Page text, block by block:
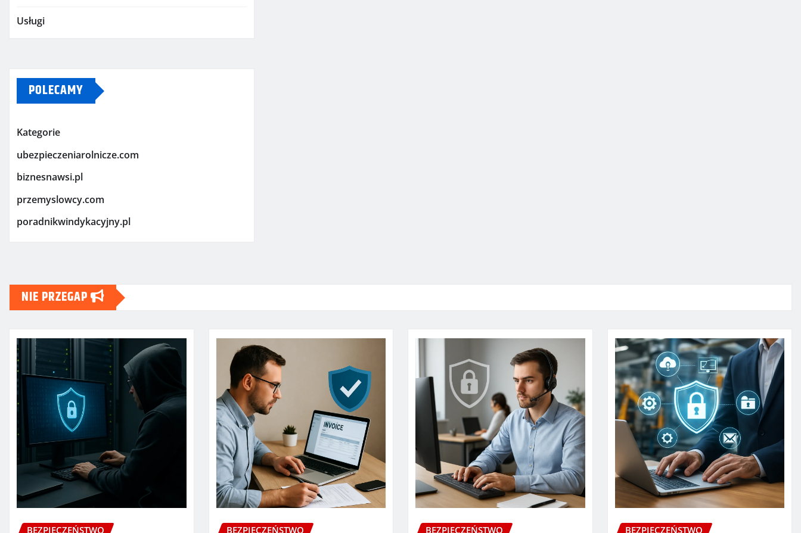
Usługi
POLECAMY
Kategorie
ubezpieczeniarolnicze.com
biznesnawsi.pl
przemyslowcy.com
poradnikwindykacyjny.pl
NIE PRZEGAP
BEZPIECZEŃSTWO BEZPIECZEŃSTWO BEZPIECZEŃSTWO BEZPIECZEŃSTWO